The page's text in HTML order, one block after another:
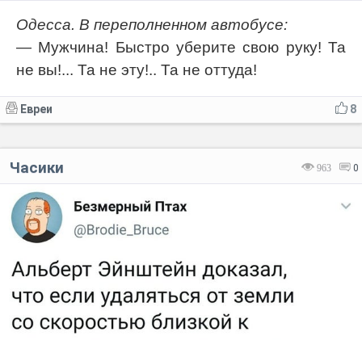
Одесса. В переполненном автобусе:
— Мужчина! Быстро уберите свою руку! Та
не вы!... Та не эту!.. Та не оттуда!
8
Евреи
963 0
Часики